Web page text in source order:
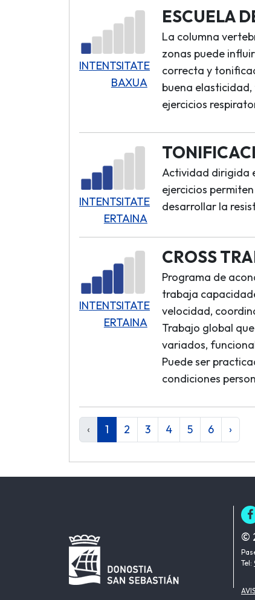
INTENTSITATE
BAXUA
ESCUELA
La columna
zonas puede
correcta y
buena
ejercicios
INTENTSITATE
ERTAINA
Actividad dirigida
ejercicios
desarrollar la
INTENTSITATE
ERTAINA
CROSS
Programa de
trabaja
velocidad,
Trabajo global
variados,
Puede ser
condiciones
‹ 1 2 3 4 5 6 ›
©
Tel: